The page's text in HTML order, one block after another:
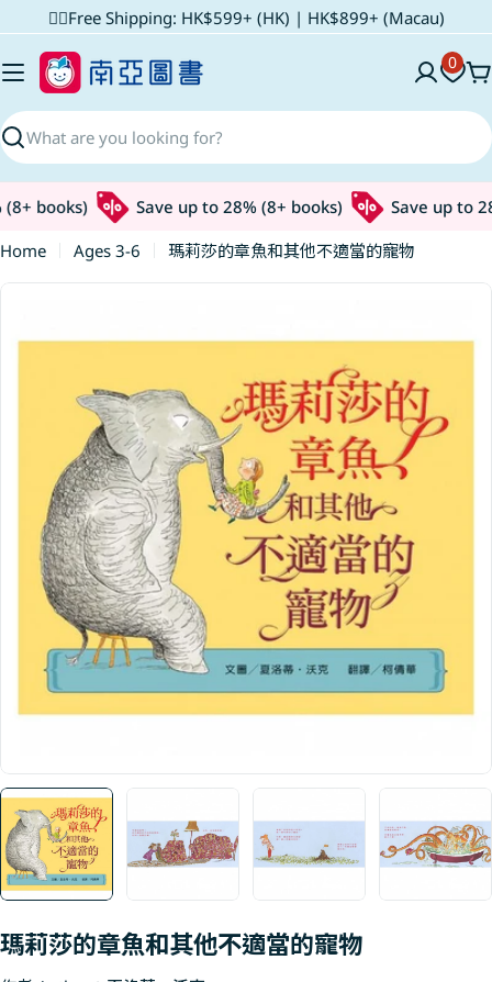
to
content
✌🏼Free Shipping: HK$599+ (HK) | HK$899+ (Macau)
Search
0
books) Save up to 28% (8+ books)
Save up to
Home
Ages 3-6
瑪莉莎的章魚和其他不適當的寵物
Skip
product
Open media 0 in modal
瑪莉莎的章魚和其他不適當的寵物